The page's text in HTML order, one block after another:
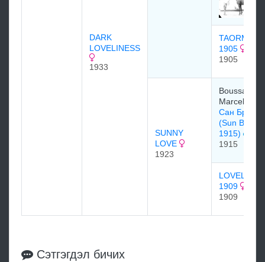
DARK
LOVELINESS
1933
TAORMINA
1905
1905
SUNNY
LOVE
1923
Boussac
Marcel
Сан Брайер
(Sun Briar
1915)
1915
LOVELIGHT
1909
1909
Сэтгэгдэл бичих